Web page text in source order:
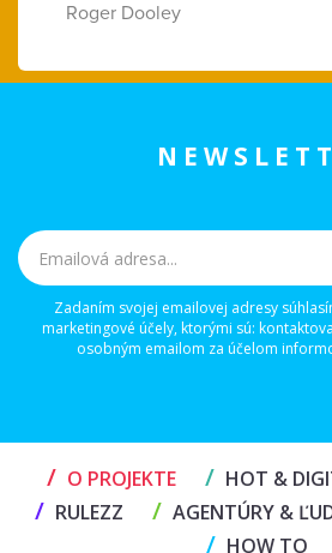
Roger Dooley
Zadaním svojej emailovej adresy
marketingové účely, ktorými sú:
osobným emailom za účelom
/ O PROJEKTE / HOT &
/ RULEZZ / AGENTÚRY &
/ HOW TO